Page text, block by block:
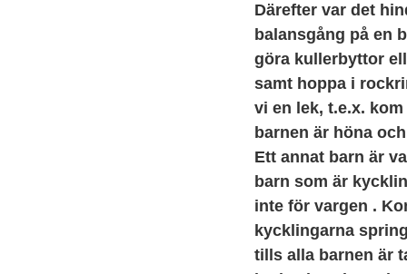
Därefter var det
balansgång på en
göra kullerbyttor
samt hoppa i
vi en lek, t.e.x.
barnen är höna
Ett annat barn är
barn som är
inte för vargen .
kycklingarna
tills alla barnen är